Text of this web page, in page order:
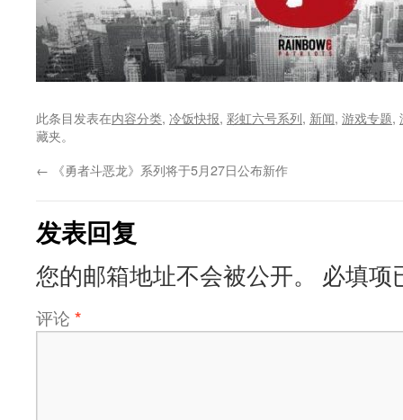
此条目发表在内容分类, 冷饭快报, 彩虹六号系列, 新闻, 游戏专题,
藏夹。
← 《勇者斗恶龙》系列将于5月27日公布新作
发表回复
您的邮箱地址不会被公开。 必填项
评论 *